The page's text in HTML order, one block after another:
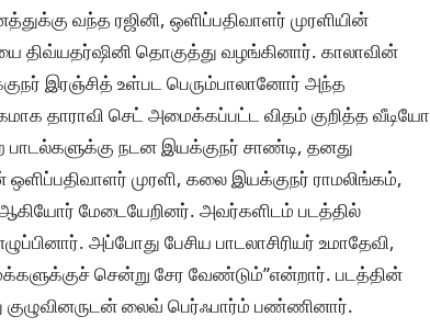
வந்த ரஜினி, ஒளிப்பதிவாளர் முரளியின்
திவ்யதர்ஷினி தொகுத்து வழங்கினார். காலாவின்
இரஞ்சித் உள்பட பெரும்பாலானோர் அந்த
தாராவி செட் அமைக்கப்பட்ட விதம் குறித்த வீடியோ
நடன இயக்குநர் சாண்டி, தனது
முரளி, கலை இயக்குநர் ராமலிங்கம்,
ஆகியோர் மேடையேறினர். அவர்களிடம் படத்தில்
அப்போது பேசிய பாடலாசிரியர் உமாதேவி,
சென்று சேர வேண்டும்’’என்றார். படத்தின்
லைவ் பெர்ஃபார்ம் பண்ணினார்.